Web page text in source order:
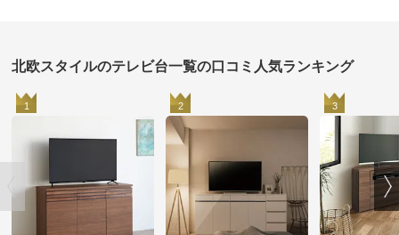
北欧スタイルのテレビ台一覧の口コミ人気ランキング
1 2 3